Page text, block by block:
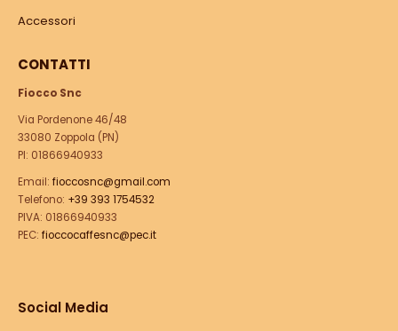
Accessori
CONTATTI
Fiocco Snc
Via Pordenone 46/48
33080 Zoppola (PN)
PI: 01866940933
Email: fioccosnc@gmail.com
Telefono: +39 393 1754532
PIVA: 01866940933
PEC: fioccocaffesnc@pec.it
Social Media